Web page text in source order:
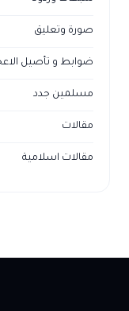
صورة وتعليق
ضوابط و تأصيل
مسلمين جدد
مقالات
مقالات اسلامية